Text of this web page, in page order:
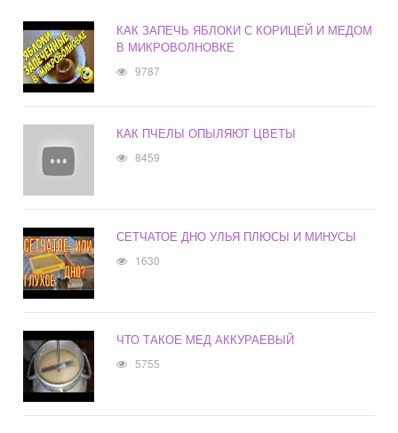
КАК ЗАПЕЧЬ ЯБЛОКИ С КОРИЦЕЙ И МЕДОМ
В МИКРОВОЛНОВКЕ
9787
КАК ПЧЕЛЫ ОПЫЛЯЮТ ЦВЕТЫ
8459
СЕТЧАТОЕ ДНО УЛЬЯ ПЛЮСЫ И МИНУСЫ
1630
ЧТО ТАКОЕ МЕД АККУРАЕВЫЙ
5755